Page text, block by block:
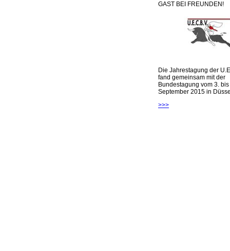
GAST BEI FREUNDEN!
Die Jahrestagung der
fand gemeinsam mit der
Bundestagung vom 3. bis
September 2015 in
>>>